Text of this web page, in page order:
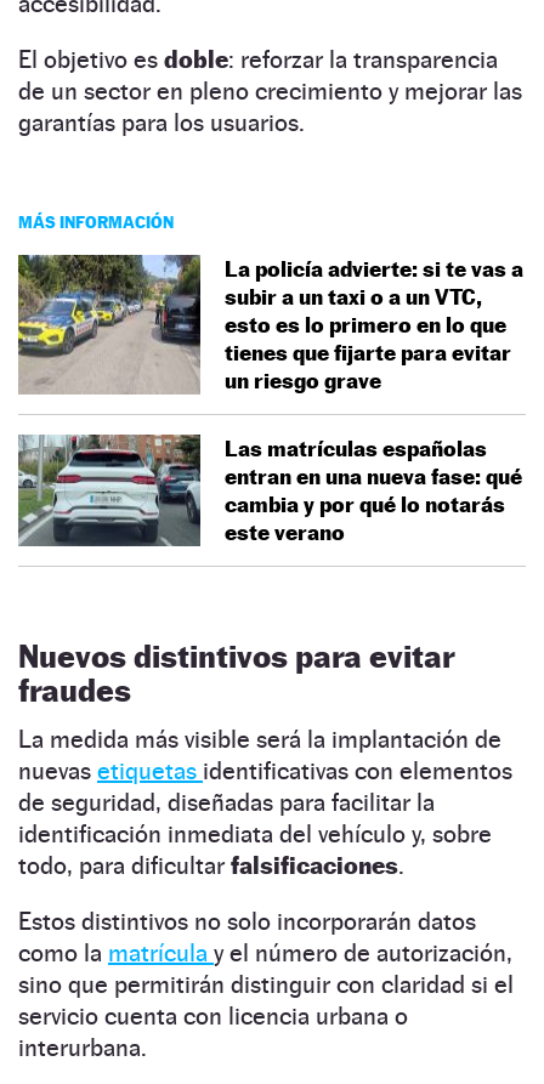
El objetivo es doble: reforzar la transparencia
de un sector en pleno crecimiento y mejorar las
garantías para los usuarios.
MÁS INFORMACIÓN
La policía advierte: si te vas a
subir a un taxi o a un VTC,
esto es lo primero en lo que
tienes que fijarte para evitar
un riesgo grave
Las matrículas españolas
entran en una nueva fase: qué
cambia y por qué lo notarás
este verano
Nuevos distintivos para evitar
fraudes
La medida más visible será la implantación de
nuevas etiquetas identificativas con elementos
de seguridad, diseñadas para facilitar la
identificación inmediata del vehículo y, sobre
todo, para dificultar falsificaciones.
Estos distintivos no solo incorporarán datos
como la matrícula y el número de autorización,
sino que permitirán distinguir con claridad si el
servicio cuenta con licencia urbana o
interurbana.